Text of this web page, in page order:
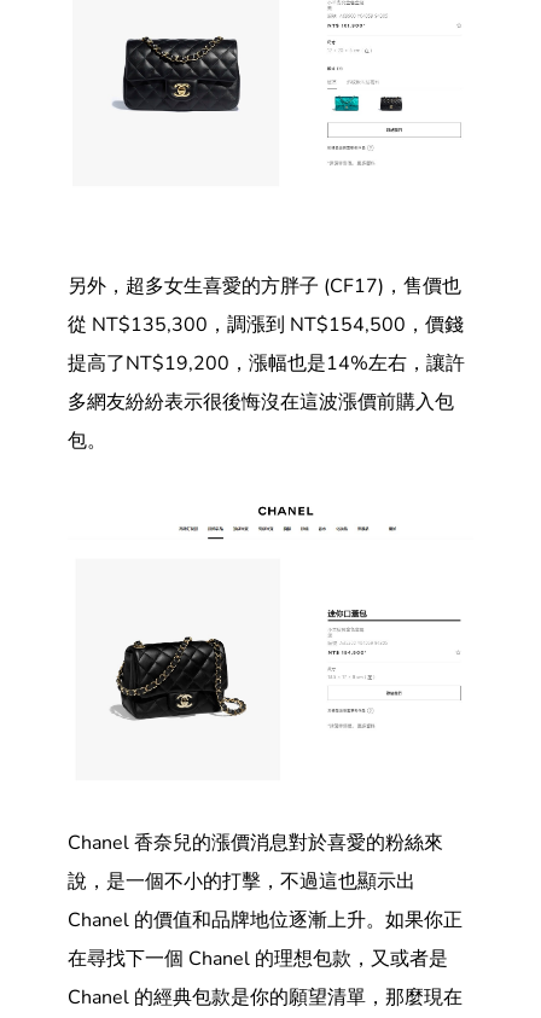
另外，超多女生喜愛的方胖子 (CF17)，售價也
從 NT$135,300，調漲到 NT$154,500，價錢
提高了NT$19,200，漲幅也是14%左右，讓許
多網友紛紛表示很後悔沒在這波漲價前購入包
包。
Chanel 香奈兒的漲價消息對於喜愛的粉絲來
說，是一個不小的打擊，不過這也顯示出
Chanel 的價值和品牌地位逐漸上升。如果你正
在尋找下一個 Chanel 的理想包款，又或者是
Chanel 的經典包款是你的願望清單，那麼現在